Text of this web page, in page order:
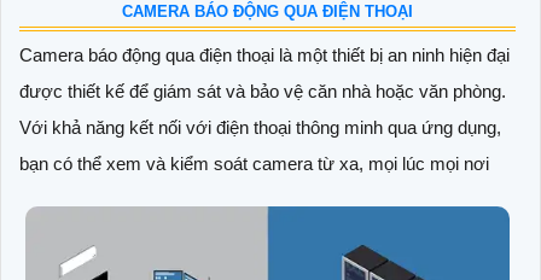
CAMERA BÁO ĐỘNG QUA ĐIỆN THOẠI
Camera báo động qua điện thoại là một thiết bị an ninh hiện đại
được thiết kế để giám sát và bảo vệ căn nhà hoặc văn phòng.
Với khả năng kết nối với điện thoại thông minh qua ứng dụng,
bạn có thể xem và kiểm soát camera từ xa, mọi lúc mọi nơi